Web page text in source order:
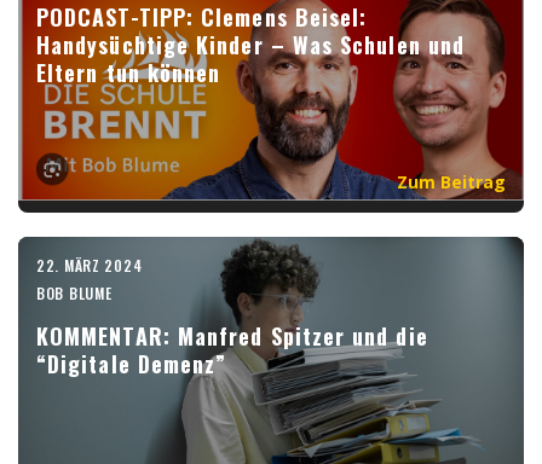
PODCAST-TIPP: Clemens Beisel:
Handysüchtige Kinder – Was Schulen und
Eltern tun können
Zum Beitrag
22. MÄRZ 2024
BOB BLUME
KOMMENTAR: Manfred Spitzer und die
“Digitale Demenz”